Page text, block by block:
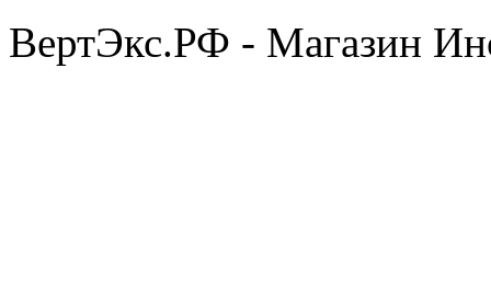
ВертЭкс.РФ - Магазин